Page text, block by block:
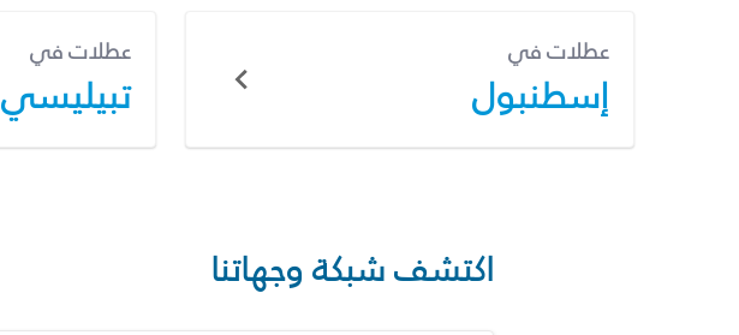
عطلات في
إسطنبول
عطلات في
تبيليسي
اكتشف شبكة وجهاتنا